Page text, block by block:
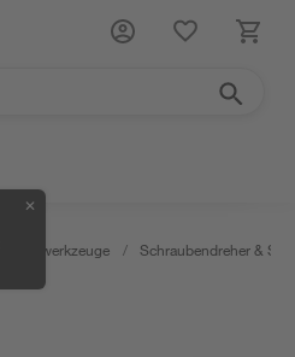
✕
Handwerkzeuge / Schraubendreher &